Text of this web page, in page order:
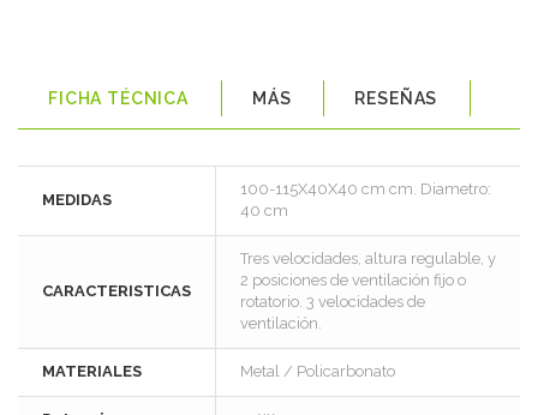
FICHA TÉCNICA MÁS RESEÑAS
MEDIDAS
100-115X40X40 cm cm. Diametro:
40 cm
CARACTERISTICAS
Tres velocidades, altura regulable, y
2 posiciones de ventilación fijo o
rotatorio. 3 velocidades de
ventilación.
MATERIALES Metal / Policarbonato